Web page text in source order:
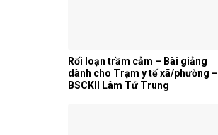
Rối loạn trầm cảm – Bài giảng
dành cho Trạm y tế xã/phường –
BSCKII Lâm Tứ Trung